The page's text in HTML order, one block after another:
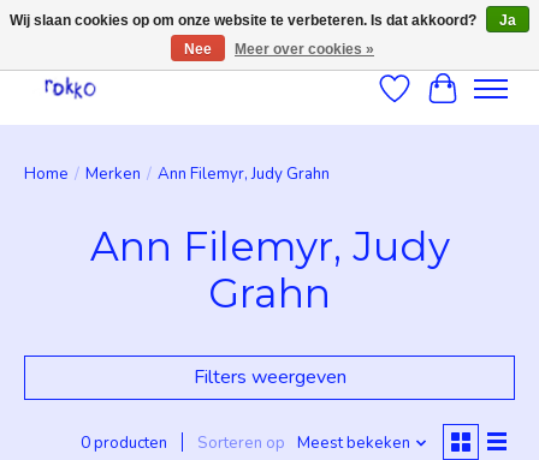
Verlanglijst
Home / Merken / Ann Filemyr, Judy Grahn
Ann Filemyr, Judy
Grahn
Filters weergeven
0 producten Sorteren op Meest bekeken
Wij slaan cookies op om onze website te verbeteren. Is dat akkoord?
Ja
Nee
Meer over cookies »